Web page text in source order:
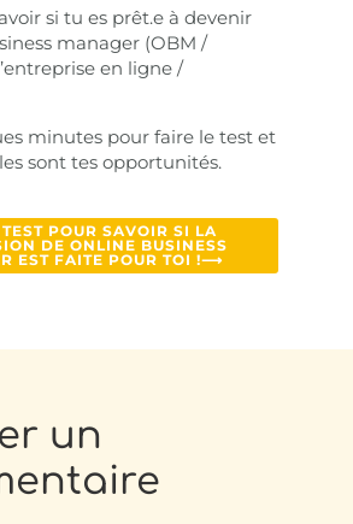
si tu es prêt.e à devenir
manager (OBM /
en ligne /
minutes pour faire le test et
sont tes opportunités.
POUR SAVOIR SI LA
DE ONLINE BUSINESS
EST FAITE POUR TOI !⟶
un